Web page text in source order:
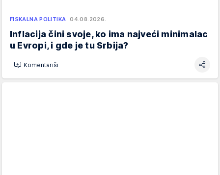
FISKALNA POLITIKA 04.08.2026.
Inflacija čini svoje, ko ima najveći minimalac
u Evropi, i gde je tu Srbija?
Komentariši